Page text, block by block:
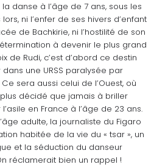
danse à l’âge de 7 ans, sous les
ni l’enfer de ses hivers d’enfant
de Bachkirie, ni l’hostilité de son
à devenir le plus grand
de Rudi, c’est d’abord ce destin
une URSS paralysée par
sera aussi celui de l’Ouest, où
décidé que jamais à briller
en France à l’âge de 23 ans.
adulte, la journaliste du Figaro
habitée de la vie du « tsar », un
et la séduction du danseur
réclamerait bien un rappel !